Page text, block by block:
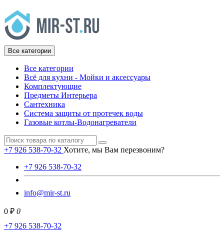
Все категории
Все категории
Всё для кухни - Мойки и аксессуары
Комплектующие
Предметы Интерьера
Сантехника
Система защиты от протечек воды
Газовые котлы-Водонагреватели
+7 926 538-70-32 Хотите, мы Вам перезвоним?
+7 926 538-70-32
info@mir-st.ru
0 ₽ 0
+7 926 538-70-32